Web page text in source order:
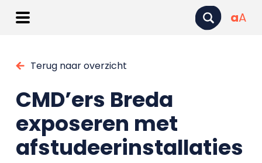
aA
Terug naar overzicht
CMD’ers Breda
exposeren met
afstudeerinstallaties